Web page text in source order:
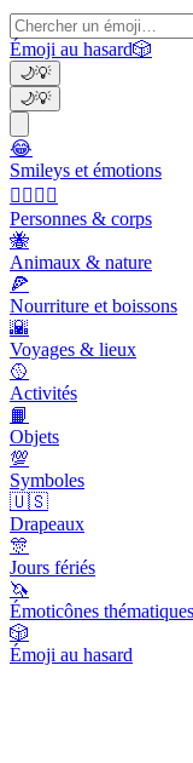
Émoji au hasard🎲
🌙💡
🌙💡
😂
Smileys et émotions
👩‍❤️‍💋‍👨
Personnes & corps
🐝
Animaux & nature
🍕
Nourriture et boissons
🌇
Voyages & lieux
🥎
Activités
📙
Objets
💯
Symboles
🇺🇸
Drapeaux
🎊
Jours fériés
🦄
Émoticônes thématiques
🎲
Émoji au hasard